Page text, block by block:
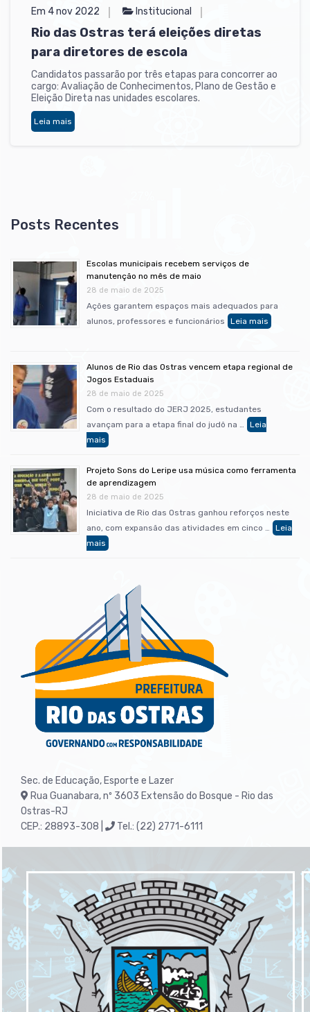
Em 4 nov 2022 Institucional
Rio das Ostras terá eleições diretas
para diretores de escola
Candidatos passarão por três etapas para concorrer ao
cargo: Avaliação de Conhecimentos, Plano de Gestão e
Eleição Direta nas unidades escolares.
Leia mais
Escolas municipais recebem serviços de
manutenção no mês de maio
28 de maio de 2025
Ações garantem espaços mais adequados para
alunos, professores e funcionários
Alunos de Rio das Ostras vencem etapa regional de
Jogos Estaduais
28 de maio de 2025
Com o resultado do JERJ 2025, estudantes
avançam para a etapa final do judô na …
Projeto Sons do Leripe usa música como ferramenta
de aprendizagem
28 de maio de 2025
Iniciativa de Rio das Ostras ganhou reforços neste
ano, com expansão das atividades em cinco …
Sec. de Educação, Esporte e Lazer
Rua Guanabara, nº 3603 Extensão do Bosque - Rio das
Ostras-RJ
CEP.: 28893-308 |
Tel.: (22) 2771-6111